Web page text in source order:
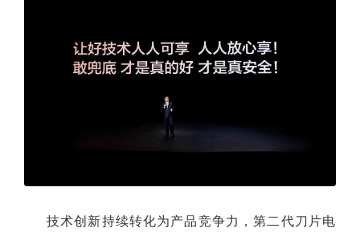
技术创新持续转化为产品竞争力，第二代刀片电